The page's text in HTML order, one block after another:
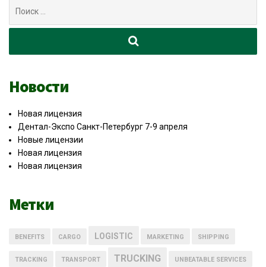
для:
Новости
Новая лицензия
Дентал-Экспо Санкт-Петербург 7-9 апреля
Новые лицензии
Новая лицензия
Новая лицензия
Метки
BENEFITS CARGO LOGISTIC MARKETING SHIPPING
TRACKING TRANSPORT TRUCKING UNBEATABLE SERVICES